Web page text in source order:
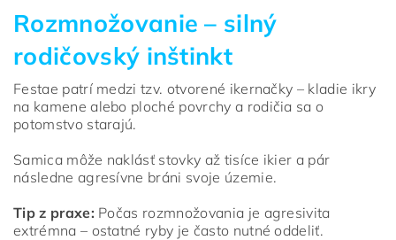
Rozmnožovanie – silný
rodičovský inštinkt
Festae patrí medzi tzv. otvorené ikernačky – kladie ikry
na kamene alebo ploché povrchy a rodičia sa o
potomstvo starajú.
Samica môže naklásť stovky až tisíce ikier a pár
následne agresívne bráni svoje územie.
Tip z praxe: Počas rozmnožovania je agresivita
extrémna – ostatné ryby je často nutné oddeliť.